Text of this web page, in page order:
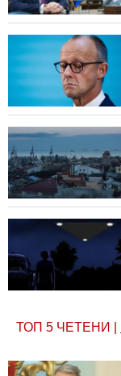
ТОП 5 ЧЕТЕНИ